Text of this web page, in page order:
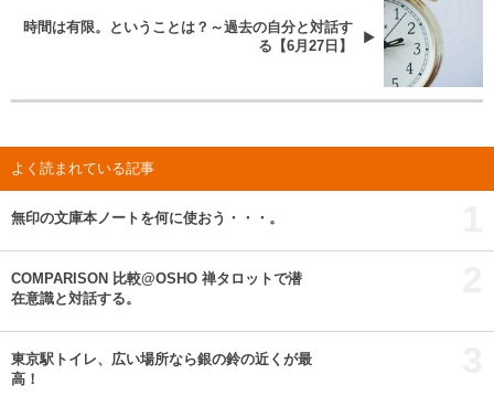
時間は有限。ということは？～過去の自分と対話す
る【6月27日】
よく読まれている記事
無印の文庫本ノートを何に使おう・・・。
COMPARISON 比較@OSHO 禅タロットで潜
在意識と対話する。
東京駅トイレ、広い場所なら銀の鈴の近くが最
高！